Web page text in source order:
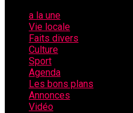
a la une
Vie locale
Faits divers
Culture
Sport
Agenda
Les bons plans
Annonces
Vidéo